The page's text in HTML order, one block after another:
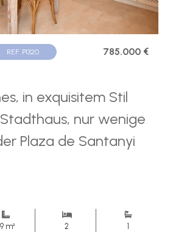
REF. P1320 785.000 €
in exquisitem Stil
nur wenige
Plaza de Santanyi
m² 2 1